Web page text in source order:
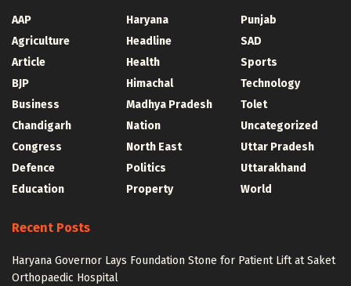
AAP
Agriculture
Article
BJP
Business
Chandigarh
Congress
Defence
Education
Haryana
Headline
Health
Himachal
Madhya Pradesh
Nation
North East
Politics
Property
Punjab
SAD
Sports
Technology
Tolet
Uncategorized
Uttar Pradesh
Uttarakhand
World
Recent Posts
Haryana Governor Lays Foundation Stone for Patient Lift at Saket
Orthopaedic Hospital